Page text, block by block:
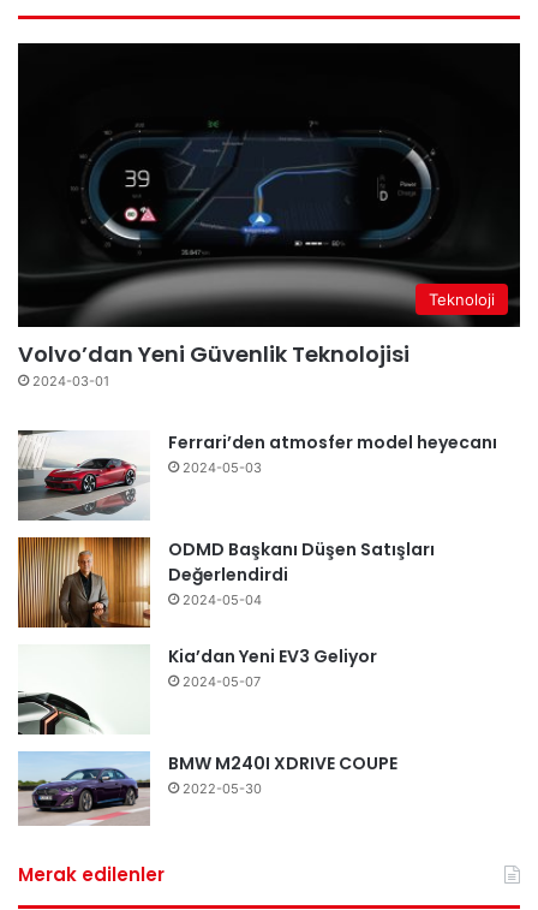
Teknoloji
Volvo’dan Yeni Güvenlik Teknolojisi
2024-03-01
Ferrari’den atmosfer model heyecanı
2024-05-03
ODMD Başkanı Düşen Satışları
Değerlendirdi
2024-05-04
Kia’dan Yeni EV3 Geliyor
2024-05-07
BMW M240I XDRIVE COUPE
2022-05-30
Merak edilenler